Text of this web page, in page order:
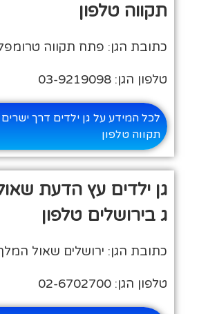
תקווה טלפון
כתובת הגן: פתח תקווה
טלפון הגן: 03-9219098
תקווה טלפון
גן ילדים עץ הדעת
ג בירושלים טלפון
כתובת הגן: ירושלים שאול המלך 14
טלפון הגן: 02-6702700